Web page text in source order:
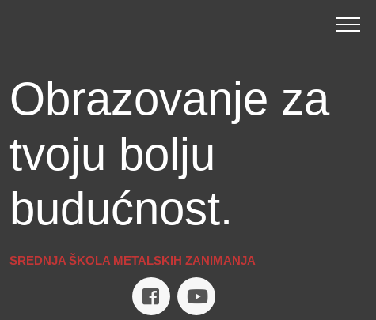
Obrazovanje za
tvoju bolju
budućnost.
SREDNJA ŠKOLA METALSKIH ZANIMANJA